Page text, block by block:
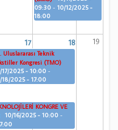
09:30 -10/12/2025 -
18:00
17 18 19
Uluslararası Teknik
Kongresi (TMO)
17/2025 - 10:00 -
18/2025 - 17:00
KONGRE VE
10/16/2025 - 10:00 -